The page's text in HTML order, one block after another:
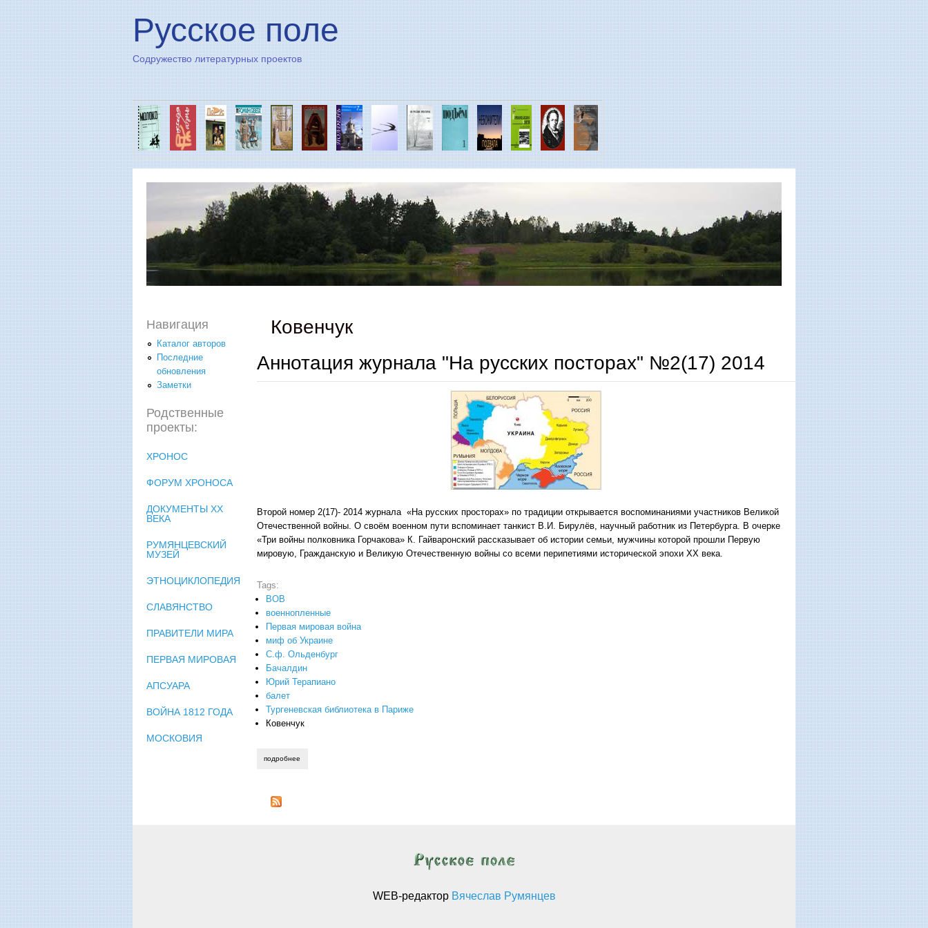
Русское поле
Содружество литературных проектов
Ковенчук
Аннотация журнала "На русских посторах" №2(17) 2014
Второй номер 2(17)- 2014 журнала «На русских просторах» по традиции открывается воспоминаниями участников Великой
Отечественной войны. О своём военном пути вспоминает танкист В.И. Бирулёв, научный работник из Петербурга. В очерке
«Три войны полковника Горчакова» К. Гайваронский рассказывает об истории семьи, мужчины которой прошли Первую
мировую, Гражданскую и Великую Отечественную войны со всеми перипетиями исторической эпохи ХХ века.
Tags:
ВОВ
военнопленные
Первая мировая война
миф об Украине
С.ф. Ольденбург
Бачалдин
Юрий Терапиано
балет
Тургеневская библиотека в Париже
Ковенчук
подробнее
Навигация
Каталог авторов
Последние
обновления
Заметки
Родственные
проекты:
ХРОНОС
ФОРУМ ХРОНОСА
ДОКУМЕНТЫ XX
ВЕКА
РУМЯНЦЕВСКИЙ
МУЗЕЙ
ЭТНОЦИКЛОПЕДИЯ
СЛАВЯНСТВО
ПРАВИТЕЛИ МИРА
ПЕРВАЯ МИРОВАЯ
АПСУАРА
ВОЙНА 1812 ГОДА
МОСКОВИЯ
WEB-редактор Вячеслав Румянцев